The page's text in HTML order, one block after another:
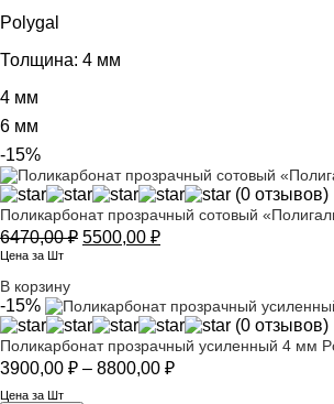
Polygal
Толщина: 4 мм
4 мм
6 мм
-15%
(0 отзывов)
Поликарбонат прозрачный сотовый
6470,00₽ Первоначальная
6470,00 ₽.
5500,00 ₽Текущая
Цена за Шт
В корзину
-15%
(0 отзывов)
Поликарбонат прозрачный усиленный 4 мм
3900,00 ₽ – 8800,00 ₽Диапазон
Цена за Шт